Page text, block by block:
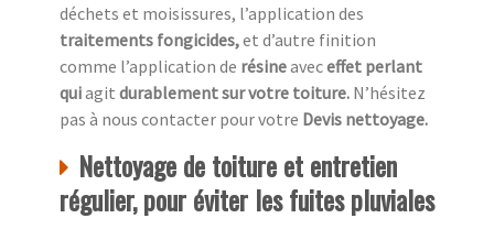
déchets et moisissures, l’application des
traitements fongicides,et d’autre finition
comme l’application de résineaveceffet perlant
quiagit durablement sur votre toiture. N’hésitez
pas à nous contacter pour votre Devis nettoyage.
Nettoyage de toiture et entretien
régulier, pour éviter les fuites pluviales